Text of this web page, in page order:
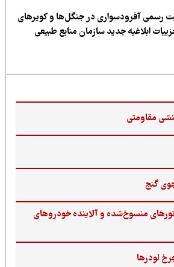
آفرودسواری در جنگل‌ها و کویرهای
ابلاغیه جدید سازمان منابع طبیعی
منسوخ‌شده و آلاینده خودروهای